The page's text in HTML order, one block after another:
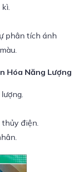
phân tích ánh
Hóa Năng Lượng
điện.